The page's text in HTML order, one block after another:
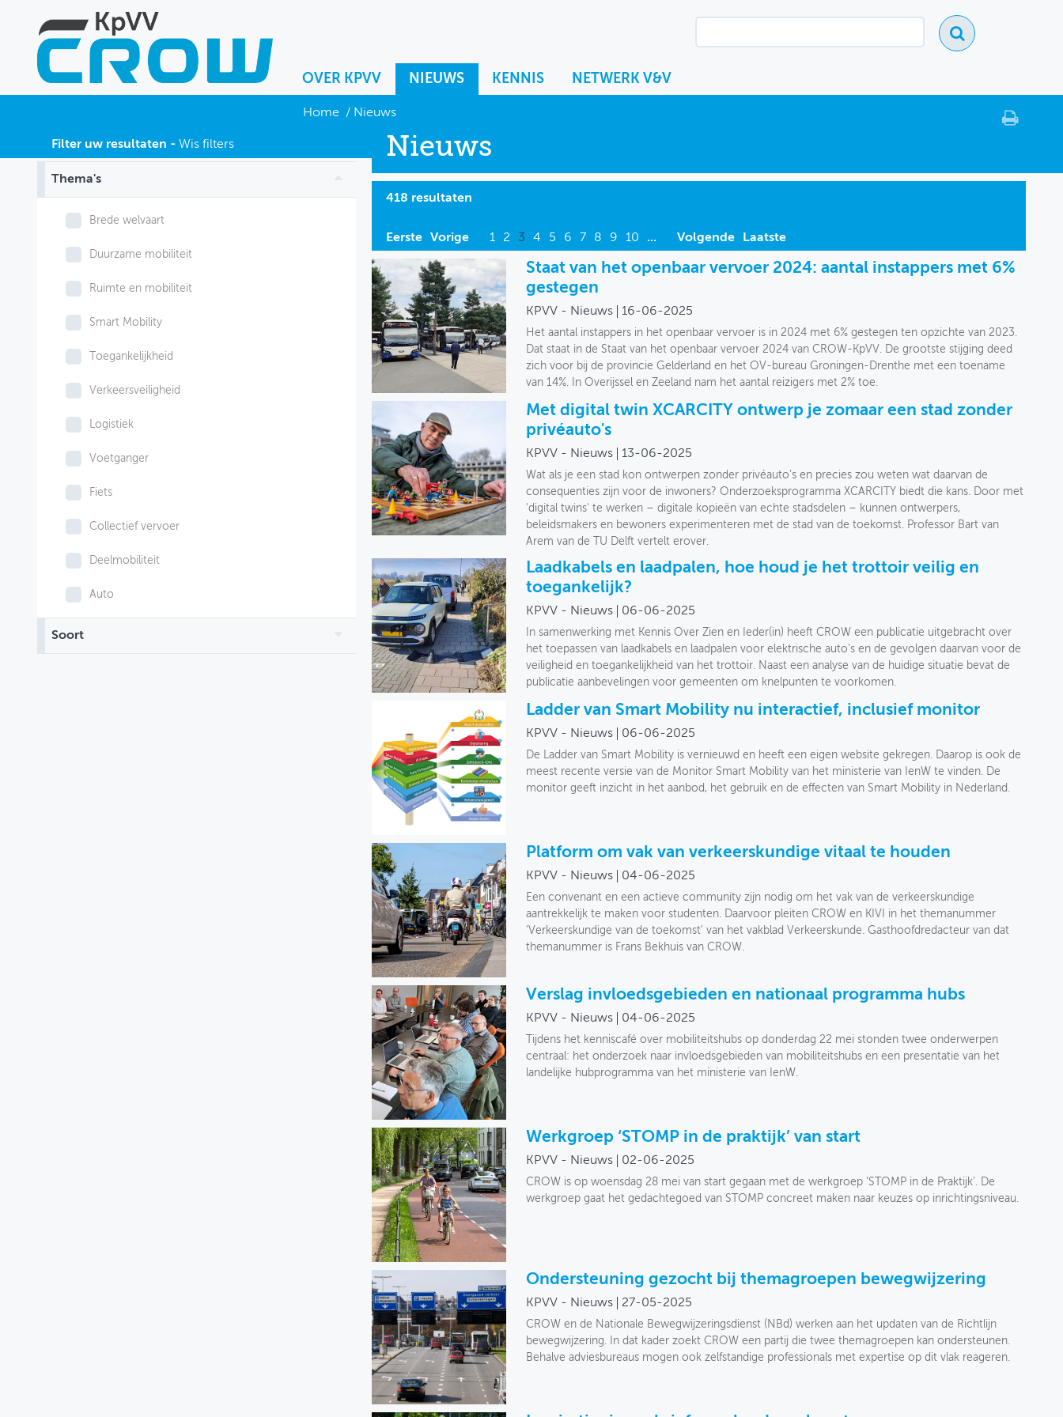
OVER KPVV NIEUWS KENNIS NETWERK V&V
NIEUWS
KENNIS
NETWERK V&V
Home / Nieuws
Filter uw resultaten - Wis filters
Thema's
Brede welvaart
Duurzame mobiliteit
Ruimte en mobiliteit
Smart Mobility
Toegankelijkheid
Verkeersveiligheid
Logistiek
Voetganger
Fiets
Collectief vervoer
Deelmobiliteit
Auto
Soort
Nieuws
418 resultaten
Eerste Vorige 1 2 3 4 5 6 7 8 9 10 ... Volgende Laatste
Staat van het openbaar vervoer 2024: aantal instappers met 6%
gestegen
KPVV - Nieuws 16-06-2025
Het aantal instappers in het openbaar vervoer is in 2024 met 6% gestegen ten opzichte van 2023.
Dat staat in de Staat van het openbaar vervoer 2024 van CROW-KpVV. De grootste stijging deed
zich voor bij de provincie Gelderland en het OV-bureau Groningen-Drenthe met een toename
van 14%. In Overijssel en Zeeland nam het aantal reizigers met 2% toe.
Met digital twin XCARCITY ontwerp je zomaar een stad zonder
privéauto's
KPVV - Nieuws 13-06-2025
Wat als je een stad kon ontwerpen zonder privéauto's en precies zou weten wat daarvan de
consequenties zijn voor de inwoners? Onderzoeksprogramma XCARCITY biedt die kans. Door met
'digital twins' te werken – digitale kopieën van echte stadsdelen – kunnen ontwerpers,
beleidsmakers en bewoners experimenteren met de stad van de toekomst. Professor Bart van
Arem van de TU Delft vertelt erover.
Laadkabels en laadpalen, hoe houd je het trottoir veilig en
toegankelijk?
KPVV - Nieuws 06-06-2025
In samenwerking met Kennis Over Zien en Ieder(in) heeft CROW een publicatie uitgebracht over
het toepassen van laadkabels en laadpalen voor elektrische auto's en de gevolgen daarvan voor de
veiligheid en toegankelijkheid van het trottoir. Naast een analyse van de huidige situatie bevat de
publicatie aanbevelingen voor gemeenten om knelpunten te voorkomen.
Ladder van Smart Mobility nu interactief, inclusief monitor
KPVV - Nieuws 06-06-2025
De Ladder van Smart Mobility is vernieuwd en heeft een eigen website gekregen. Daarop is ook de
meest recente versie van de Monitor Smart Mobility van het ministerie van IenW te vinden. De
monitor geeft inzicht in het aanbod, het gebruik en de effecten van Smart Mobility in Nederland.
Platform om vak van verkeerskundige vitaal te houden
KPVV - Nieuws 04-06-2025
Een convenant en een actieve community zijn nodig om het vak van de verkeerskundige
aantrekkelijk te maken voor studenten. Daarvoor pleiten CROW en KIVI in het themanummer
'Verkeerskundige van de toekomst' van het vakblad Verkeerskunde. Gasthoofdredacteur van dat
themanummer is Frans Bekhuis van CROW.
Verslag invloedsgebieden en nationaal programma hubs
KPVV - Nieuws 04-06-2025
Tijdens het kenniscafé over mobiliteitshubs op donderdag 22 mei stonden twee onderwerpen
centraal: het onderzoek naar invloedsgebieden van mobiliteitshubs en een presentatie van het
landelijke hubprogramma van het ministerie van IenW.
Werkgroep ‘STOMP in de praktijk’ van start
KPVV - Nieuws 02-06-2025
CROW is op woensdag 28 mei van start gegaan met de werkgroep ‘STOMP in de Praktijk’. De
werkgroep gaat het gedachtegoed van STOMP concreet maken naar keuzes op inrichtingsniveau.
Ondersteuning gezocht bij themagroepen bewegwijzering
KPVV - Nieuws 27-05-2025
CROW en de Nationale Bewegwijzeringsdienst (NBd) werken aan het updaten van de Richtlijn
bewegwijzering. In dat kader zoekt CROW een partij die twee themagroepen kan ondersteunen.
Behalve adviesbureaus mogen ook zelfstandige professionals met expertise op dit vlak reageren.